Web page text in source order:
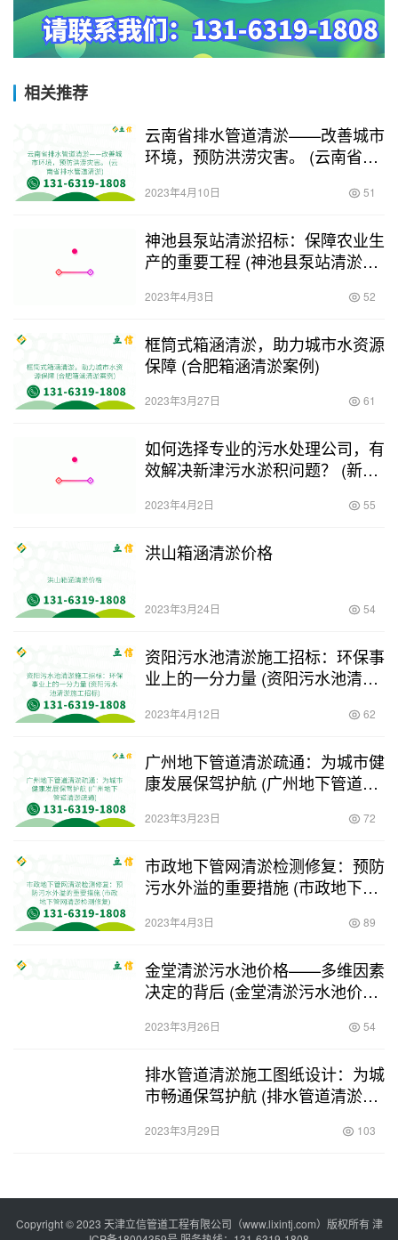
相关推荐
云南省排水管道清淤——改善城市
环境，预防洪涝灾害。 (云南省排
2023年4月10日 51
神池县泵站清淤招标：保障农业生
产的重要工程 (神池县泵站清淤招
2023年4月3日 52
框筒式箱涵清淤，助力城市水资源
保障 (合肥箱涵清淤案例)
2023年3月27日 61
如何选择专业的污水处理公司，有
效解决新津污水淤积问题？ (新津
2023年4月2日 55
洪山箱涵清淤价格
2023年3月24日 54
资阳污水池清淤施工招标：环保事
业上的一分力量 (资阳污水池清淤
2023年4月12日 62
广州地下管道清淤疏通：为城市健
康发展保驾护航 (广州地下管道清
2023年3月23日 72
市政地下管网清淤检测修复：预防
污水外溢的重要措施 (市政地下管
2023年4月3日 89
金堂清淤污水池价格——多维因素
决定的背后 (金堂清淤污水池价格
2023年3月26日 54
排水管道清淤施工图纸设计：为城
市畅通保驾护航 (排水管道清淤施
2023年3月29日 103
Copyright © 2023 天津立信管道工程有限公司（www.lixintj.com）版权所有津